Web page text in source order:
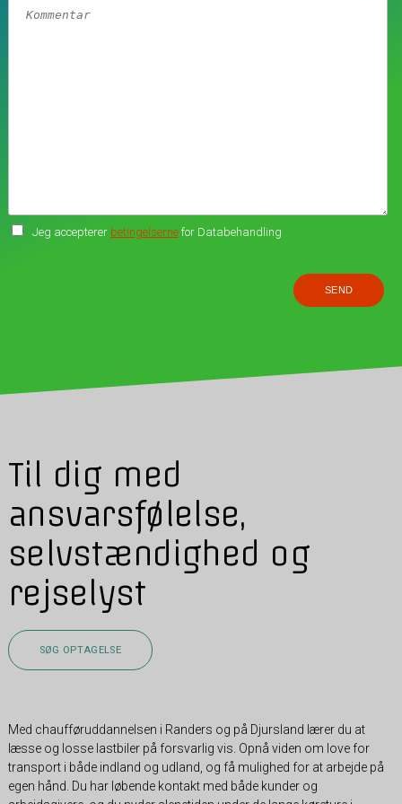
Jeg accepterer betingelsernefor Databehandling
Til dig med
ansvarsfølelse,
selvstændighed og
rejselyst
SØG OPTAGELSE
Med chaufføruddannelsen i Randers og på Djursland lærer du at
læsse og losse lastbiler på forsvarlig vis. Opnå viden om love for
transport i både indland og udland, og få mulighed for at arbejde på
egen hånd. Du har løbende kontakt med både kunder og